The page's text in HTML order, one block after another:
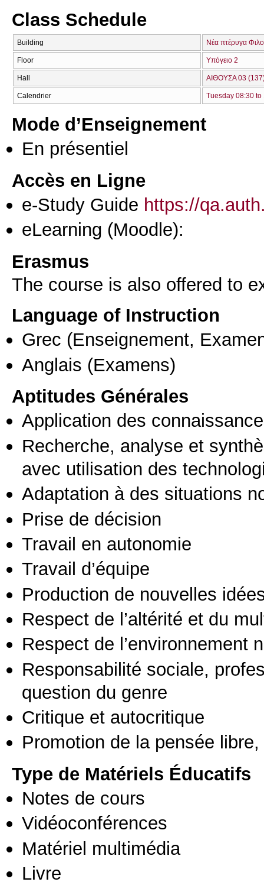
Class Schedule
Building Νέα πτέρυγα
Floor Υπόγειο 2
Hall ΑΙΘΟΥΣΑ 03
Calendrier Tuesday 08:30 to
Mode d’Enseignement
En présentiel
Accès en Ligne
e-Study Guide https://
eLearning (Moodle):
Erasmus
The course is also offered to
Language of Instruction
Grec (Enseignement,
Anglais (Examens)
Aptitudes Générales
Application des
Recherche, analyse et
avec utilisation des
Adaptation à des situations
Prise de décision
Travail en autonomie
Travail d’équipe
Production de nouvelles
Respect de l’altérité et du
Respect de l’environnement
Responsabilité sociale,
question du genre
Critique et autocritique
Promotion de la pensée
Type de Matériels Éducatifs
Notes de cours
Vidéoconférences
Matériel multimédia
Livre